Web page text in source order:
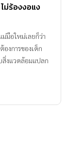
ม่ร้องงอแง
มือใหม่เลยก็ว่า
องการของเด็ก
สิ่งแวดล้อมแปลก
ชีวิตได้ค่ะ